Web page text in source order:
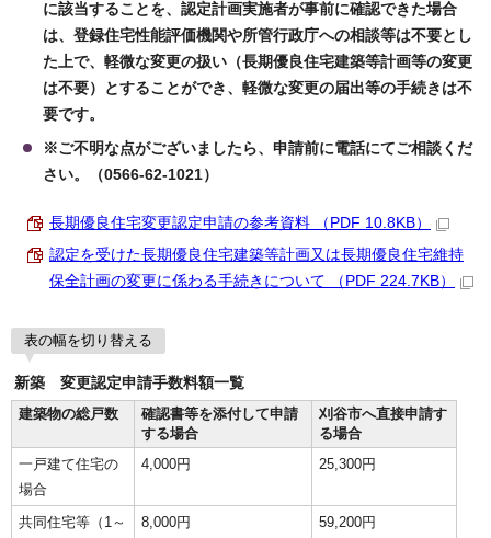
に該当することを、認定計画実施者が事前に確認できた場合
は、登録住宅性能評価機関や所管行政庁への相談等は不要とし
た上で、軽微な変更の扱い（長期優良住宅建築等計画等の変更
は不要）とすることができ、軽微な変更の届出等の手続きは不
要です。
※ご不明な点がございましたら、申請前に電話にてご相談くだ
さい。（0566-62-1021）
長期優良住宅変更認定申請の参考資料 （PDF 10.8KB）
認定を受けた長期優良住宅建築等計画又は長期優良住宅維持
保全計画の変更に係わる手続きについて （PDF 224.7KB）
表の幅を切り替える
新築 変更認定申請手数料額一覧
建築物の総戸数
確認書等を添付して申請
する場合
刈谷市へ直接申請す
る場合
一戸建て住宅の
場合
4,000円 25,300円
共同住宅等（1～
8,000円 59,200円